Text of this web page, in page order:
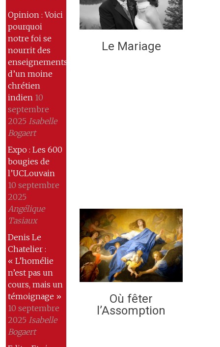
Opinion : Voici
pourquoi
notre foi se
nourrit des
enseignements
d’un moine
chrétien
indien 10
septembre
2025 Isabelle
Bogaert
Expo : Les 600
bougies de
l’UCLouvain
10 septembre
2025
Angélique
Tasiaux
Denis Le
Chatelier :
« L’homélie
n’est pas un
cours, mais un
témoignage »
10 septembre
2025 Isabelle
Bogaert
Le Mariage
Où fêter
l’Assomption